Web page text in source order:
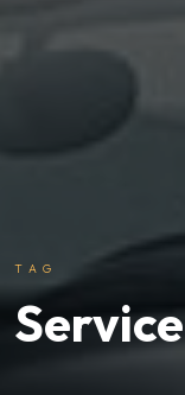
TAG
Service